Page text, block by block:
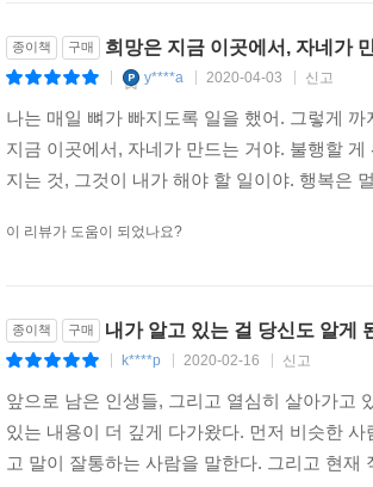
종이책 구매 희망은 지금 이곳에서, 자네가
y****a 2020-04-03 신고
나는 매일 뼈가 빠지도록 일을 했어. 그렇게
지금 이곳에서, 자네가 만드는 거야. 불행할
지는 것, 그것이 내가 해야 할 일이야. 행복은
이 리뷰가 도움이 되었나요?
종이책 구매 내가 알고 있는 걸 당신도 알게
k****p 2020-02-16 신고
앞으로 남은 인생들, 그리고 열심히 살아가고
있는 내용이 더 깊게 다가왔다. 먼저 비슷한
고 말이 잘통하는 사람을 말한다. 그리고 현